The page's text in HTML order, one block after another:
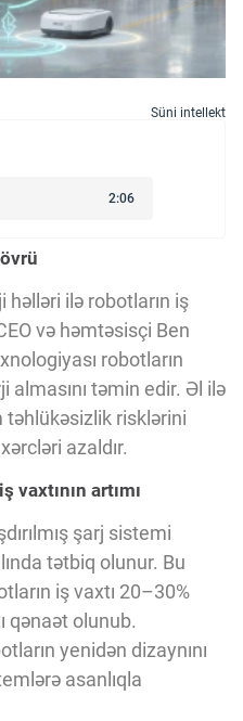
Süni intellekt
ilə robotların iş
və həmtəsisçi Ben
robotların
almasını təmin edir. Əl ilə
təhlükəsizlik risklərini
azaldır.
vaxtının artımı
şarj sistemi
tətbiq olunur. Bu
iş vaxtı 20–30%
qənaət olunub.
yenidən dizaynını
asanlıqla